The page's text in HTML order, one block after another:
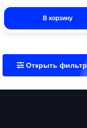
В корзину
Открыть фильтр